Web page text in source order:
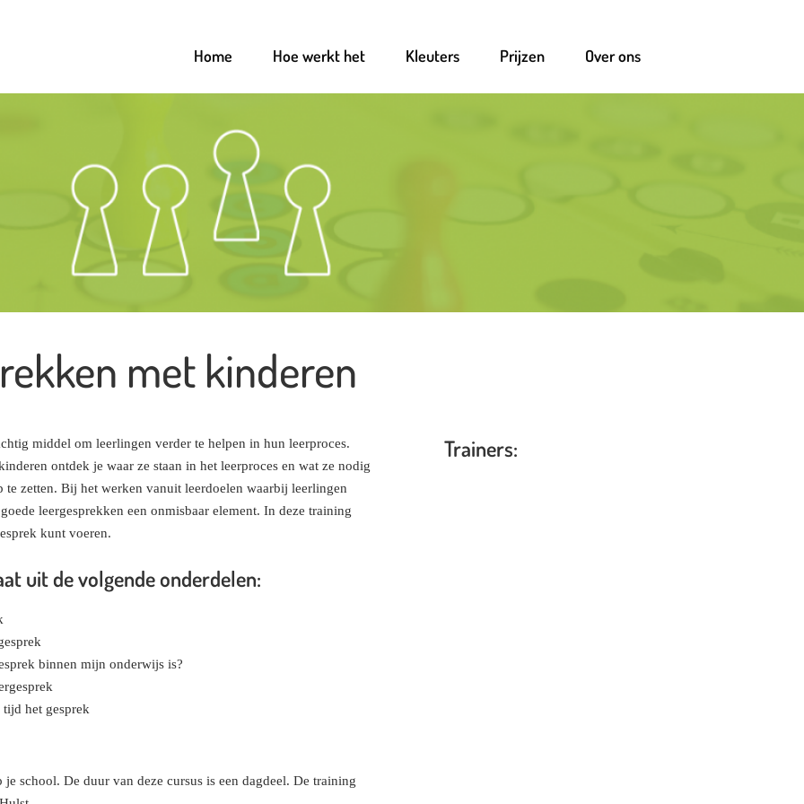
Home Hoe werkt het Kleuters Prijzen Over ons
met kinderen
middel om leerlingen verder te helpen in hun leerproces.
ontdek je waar ze staan in het leerproces en wat ze nodig
te zetten. Bij het werken vanuit leerdoelen waarbij leerlingen
leergesprekken een onmisbaar element. In deze training
kunt voeren.
uit de volgende onderdelen:
binnen mijn onderwijs is?
het gesprek
school. De duur van deze cursus is een dagdeel. De training
Trainers: